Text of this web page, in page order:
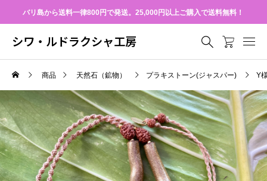
バリ島から送料一律800円で発送。25,000円以上ご購入で送料無料！
シワ・ルドラクシャ工房
商品 天然石（鉱物） プラキストーン(ジャスパー) Y